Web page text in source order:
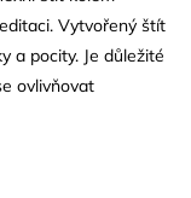
Vytvořený štít
a pocity. Je důležité
ovlivňovat